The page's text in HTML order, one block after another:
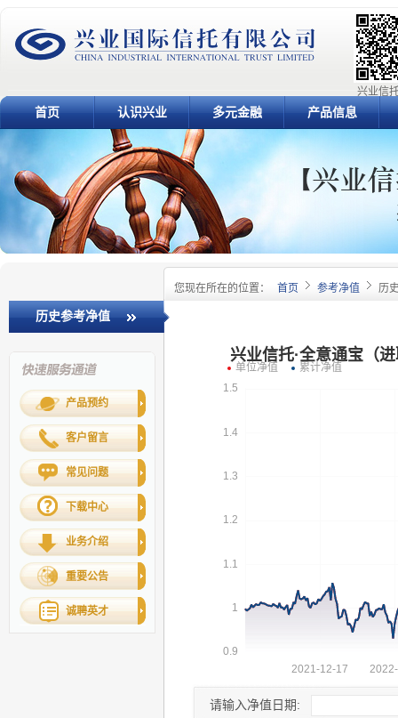
兴业信
首页 认识兴业 多元金融 产品信息
您现在所在的位置： 首页 参考净值 历
历史参考净值
产品预约
客户留言
常见问题
下载中心
业务介绍
重要公告
诚聘英才
请输入净值日期: